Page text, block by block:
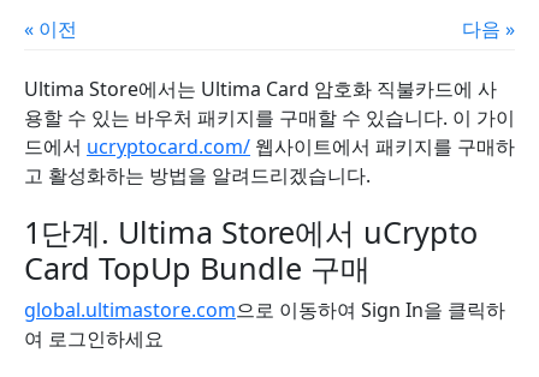
« 이전
다음 »
Ultima Store에서는 Ultima Card 암호화 직불카드에 사
용할 수 있는 바우처 패키지를 구매할 수 있습니다. 이 가이
드에서 ucryptocard.com/ 웹사이트에서 패키지를 구매하
고 활성화하는 방법을 알려드리겠습니다.
1단계. Ultima Store에서 uCrypto
Card TopUp Bundle 구매
global.ultimastore.com으로 이동하여 Sign In을 클릭하
여 로그인하세요